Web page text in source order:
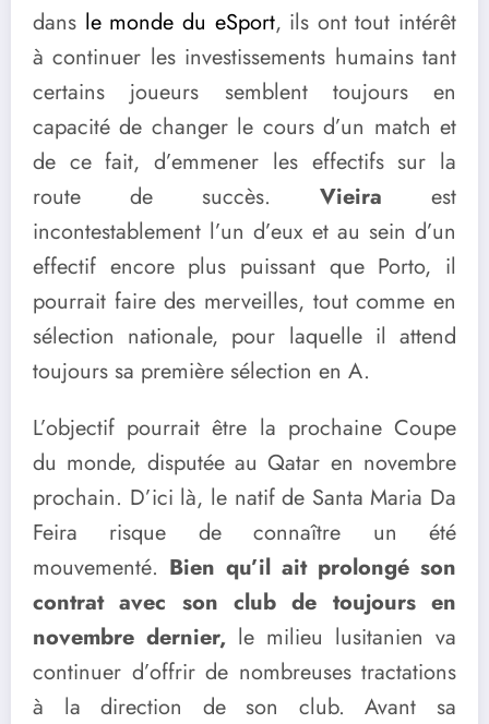
dans le monde du eSport, ils ont tout intérêt
à continuer les investissements humains tant
certains joueurs semblent toujours en
capacité de changer le cours d’un match et
de ce fait, d’emmener les effectifs sur la
route de succès. Vieira est
incontestablement l’un d’eux et au sein d’un
effectif encore plus puissant que Porto, il
pourrait faire des merveilles, tout comme en
sélection nationale, pour laquelle il attend
toujours sa première sélection en A.
L’objectif pourrait être la prochaine Coupe
du monde, disputée au Qatar en novembre
prochain. D’ici là, le natif de Santa Maria Da
Feira risque de connaître un été
mouvementé. Bien qu’il ait prolongé son
contrat avec son club de toujours en
novembre dernier, le milieu lusitanien va
continuer d’offrir de nombreuses tractations
à la direction de son club. Avant sa